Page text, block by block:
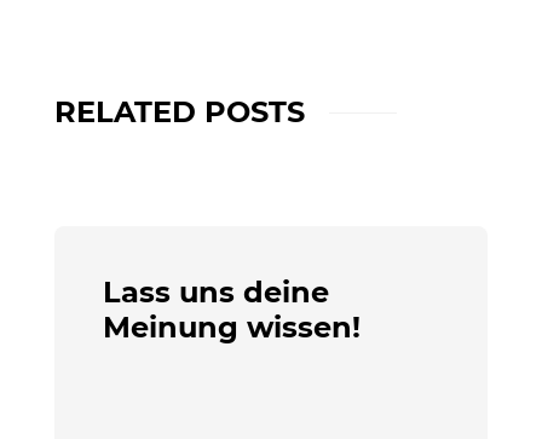
RELATED POSTS
Lass uns deine
Meinung wissen!